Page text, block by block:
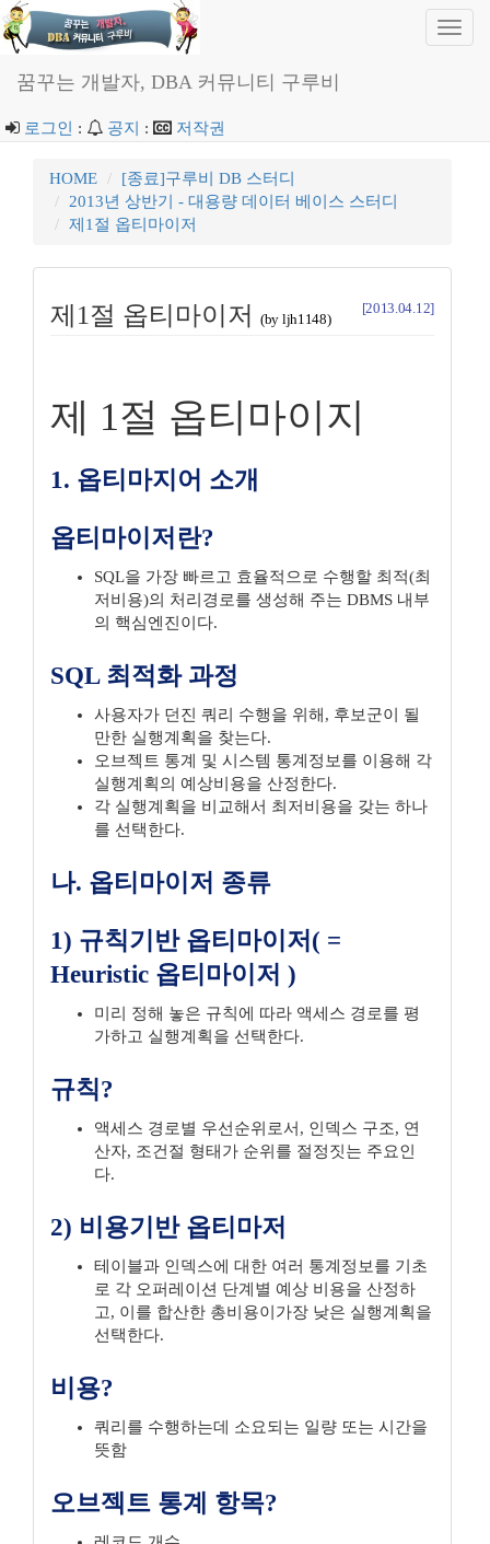
꿈꾸는 개발자, DBA 커뮤니티 구루비
로그인 : 공지 : 저작권
HOME
[종료]구루비 DB 스터디
2013년 상반기 - 대용량 데이터 베이스 스터디
제1절 옵티마이저
제1절 옵티마이저 (by ljh1148)
[2013.04.12]
제 1절 옵티마이지
1. 옵티마지어 소개
옵티마이저란?
SQL을 가장 빠르고 효율적으로 수행할 최적(최
저비용)의 처리경로를 생성해 주는 DBMS 내부
의 핵심엔진이다.
SQL 최적화 과정
사용자가 던진 쿼리 수행을 위해, 후보군이 될
만한 실행계획을 찾는다.
오브젝트 통계 및 시스템 통계정보를 이용해 각
실행계획의 예상비용을 산정한다.
각 실행계획을 비교해서 최저비용을 갖는 하나
를 선택한다.
나. 옵티마이저 종류
1) 규칙기반 옵티마이저( =
Heuristic 옵티마이저 )
미리 정해 놓은 규칙에 따라 액세스 경로를 평
가하고 실행계획을 선택한다.
규칙?
액세스 경로별 우선순위로서, 인덱스 구조, 연
산자, 조건절 형태가 순위를 절정짓는 주요인
다.
2) 비용기반 옵티마저
테이블과 인덱스에 대한 여러 통계정보를 기초
로 각 오퍼레이션 단계별 예상 비용을 산정하
고, 이를 합산한 총비용이가장 낮은 실행계획을
선택한다.
비용?
쿼리를 수행하는데 소요되는 일량 또는 시간을
뜻함
오브젝트 통계 항목?